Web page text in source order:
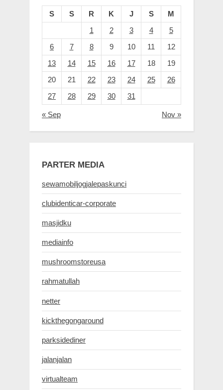
S S R K J S
M
1
2 3 4
5
6
7 8 9 10 11
12
13
14 15 16 17 18
19
20
21 22 23 24 25
26
27
28 29 30 31
« Sep Nov »
PARTER MEDIA
sewamobiljogjalepaskunci
clubidenticar-corporate
masjidku
mediainfo
mushroomstoreusa
rahmatullah
netter
kickthegongaround
parksidediner
jalanjalan
virtualteam